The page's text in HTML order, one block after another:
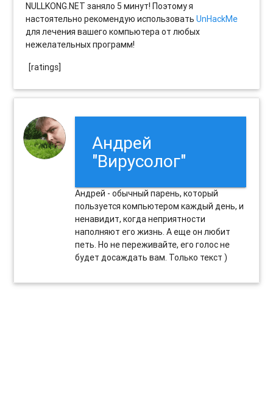
NULLKONG.NET заняло 5 минут! Поэтому я
настоятельно рекомендую использоватьUnHackMe
для лечения вашего компьютера от любых
нежелательных программ!
[ratings]
Андрей
"Вирусолог"
Андрей - обычный парень, который
пользуется компьютером каждый день, и
ненавидит, когда неприятности
наполняют его жизнь. А еще он любит
петь. Но не переживайте, его голос не
будет досаждать вам. Только текст )